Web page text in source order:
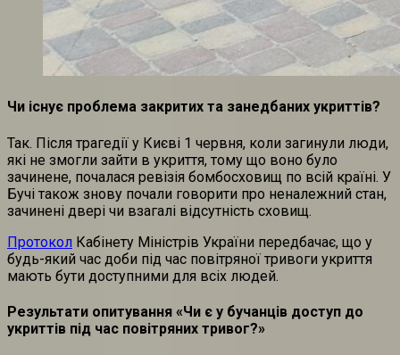
Чи існує проблема закритих та занедбаних укриттів?
Так. Після трагедії у Києві 1 червня, коли загинули люди,
які не змогли зайти в укриття, тому що воно було
зачинене, почалася ревізія бомбосховищ по всій країні. У
Бучі також знову почали говорити про неналежний стан,
зачинені двері чи взагалі відсутність сховищ.
Протокол Кабінету Міністрів України передбачає, що у
будь-який час доби під час повітряної тривоги укриття
мають бути доступними для всіх людей.
Результати опитування «Чи є у бучанців доступ до
укриттів під час повітряних тривог?»